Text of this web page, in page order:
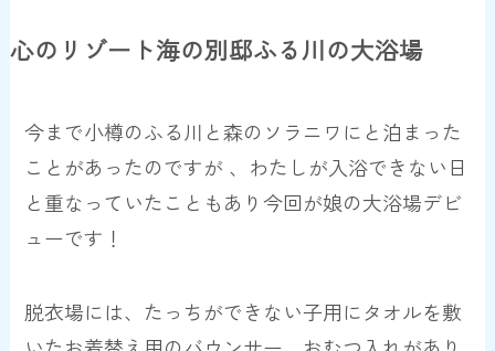
心のリゾート海の別邸ふる川の大浴場
今まで小樽のふる川と森のソラニワにと泊まった
ことがあったのですが 、わたしが入浴できない日
と重なっていたこともあり今回が娘の大浴場デビ
ューです！
脱衣場には、たっちができない子用にタオルを敷